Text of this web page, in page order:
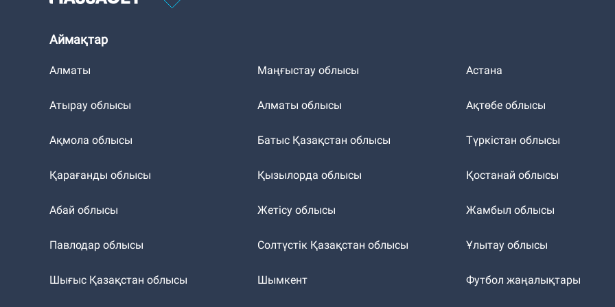
Аймақтар
Алматы Маңғыстау облысы Астана
Атырау облысы Алматы облысы Ақтөбе облысы
Ақмола облысы Батыс Қазақстан облысы Түркістан облысы
Қарағанды облысы Қызылорда облысы Қостанай облысы
Абай облысы Жетісу облысы Жамбыл облысы
Павлодар облысы Солтүстік Қазақстан облысы Ұлытау облысы
Шығыс Қазақстан облысы Шымкент Футбол жаңалықтары